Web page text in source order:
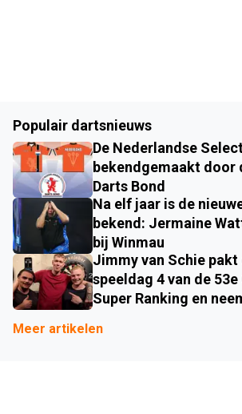
Populair dartsnieuws
De Nederlandse
bekendgemaakt door
Darts Bond
Na elf jaar is de
bekend: Jermaine
bij Winmau
Jimmy van Schie
speeldag 4 van de
Super Ranking en
Meer artikelen